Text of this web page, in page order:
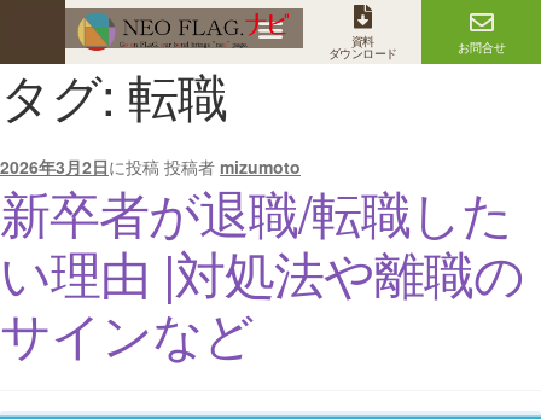
資料
ダウンロード
お問合せ
タグ: 転職
2026年3月2日に投稿 投稿者 mizumoto
新卒者が退職/転職した
い理由 |対処法や離職の
サインなど